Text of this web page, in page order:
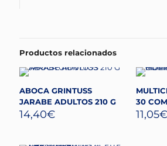
Productos relacionados
ABOCA GRINTUSS
JARABE ADULTOS 210 G
14,40€
30
11,05€